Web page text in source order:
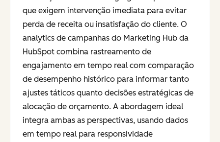
que exigem intervenção imediata para evitar
perda de receita ou insatisfação do cliente. O
analytics de campanhas do Marketing Hub da
HubSpot combina rastreamento de
engajamento em tempo real com comparação
de desempenho histórico para informar tanto
ajustes táticos quanto decisões estratégicas de
alocação de orçamento. A abordagem ideal
integra ambas as perspectivas, usando dados
em tempo real para responsividade